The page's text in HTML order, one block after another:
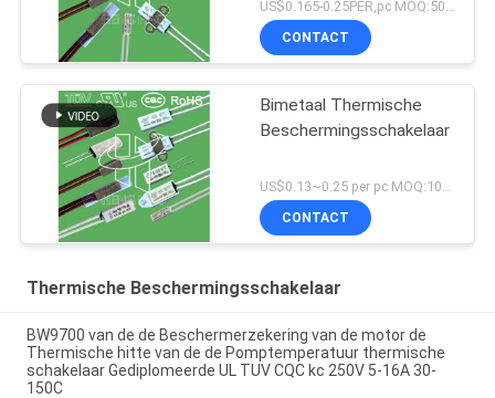
US$0.165-0.25PER,pc MOQ:5000pcs
CONTACT
Bimetaal Thermische
Beschermingsschakelaar
CONTACT
Thermische Beschermingsschakelaar
BW9700 van de de Beschermerzekering van de motor de
Thermische hitte van de de Pomptemperatuur thermische
schakelaar Gediplomeerde UL TUV CQC kc 250V 5-16A 30-
150C